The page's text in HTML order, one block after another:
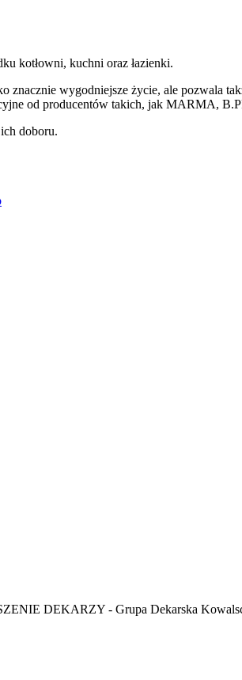
kotłowni, kuchni oraz łazienki.
wygodniejsze życie, ale pozwala
od producentów takich, jak MARMA,
doboru.